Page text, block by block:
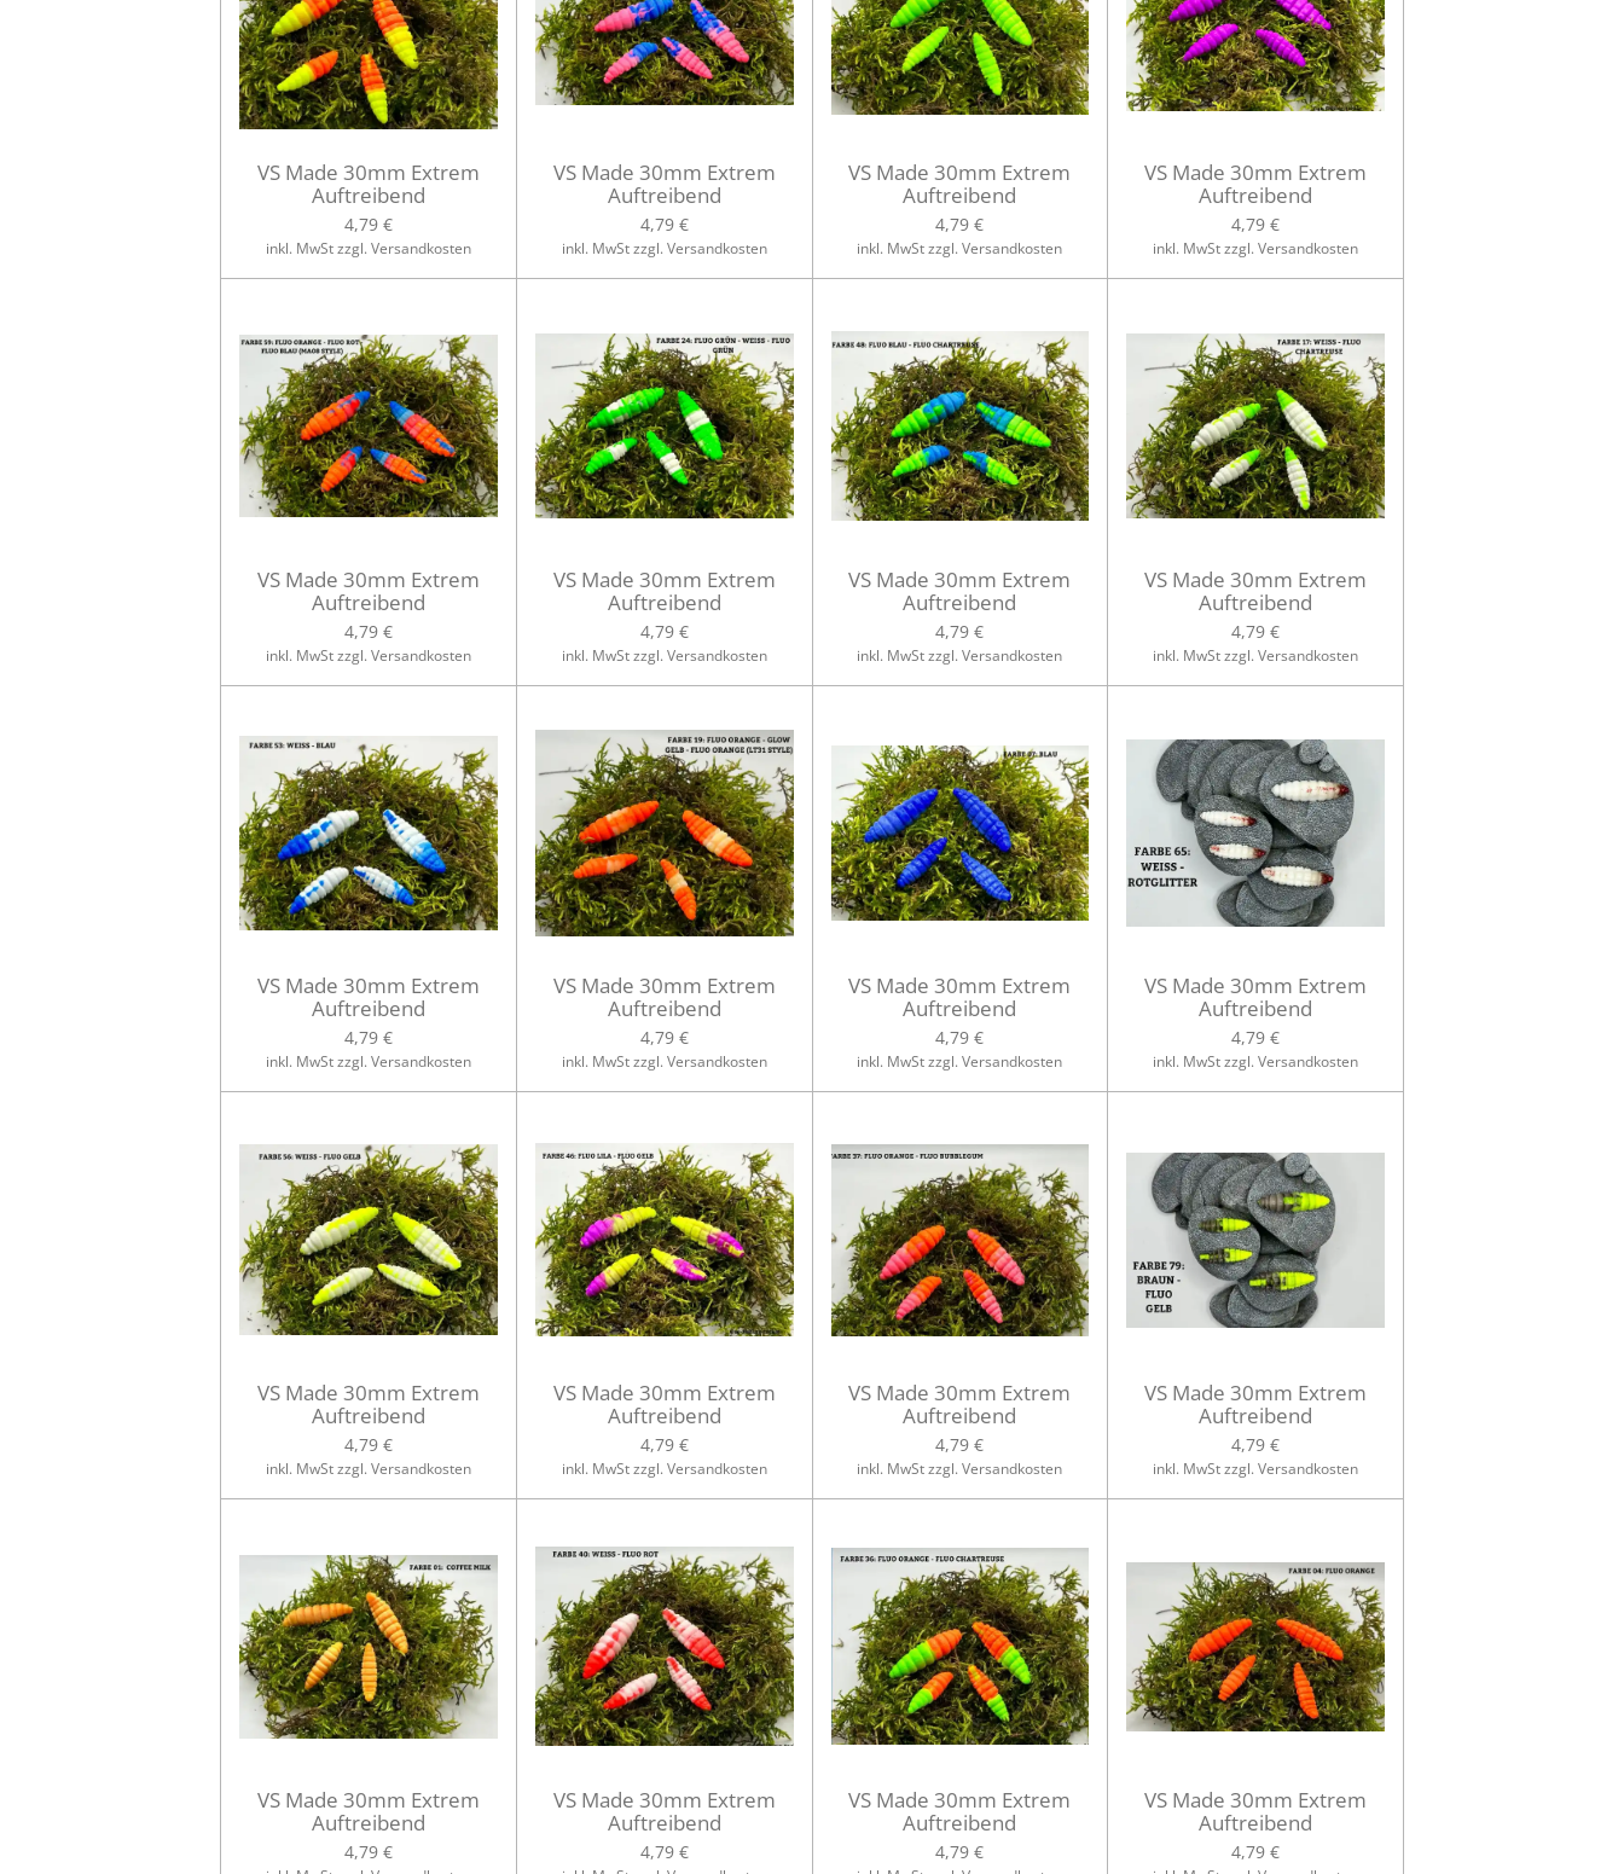
VS Made 30mm Extrem
Auftreibend
4,79 €
inkl. MwSt zzgl. Versandkosten
VS Made 30mm Extrem
Auftreibend
4,79 €
inkl. MwSt zzgl. Versandkosten
VS Made 30mm Extrem
Auftreibend
4,79 €
inkl. MwSt zzgl. Versandkosten
VS Made 30mm Extrem
Auftreibend
4,79 €
inkl. MwSt zzgl. Versandkosten
VS Made 30mm Extrem
Auftreibend
4,79 €
inkl. MwSt zzgl. Versandkosten
VS Made 30mm Extrem
Auftreibend
4,79 €
inkl. MwSt zzgl. Versandkosten
VS Made 30mm Extrem
Auftreibend
4,79 €
inkl. MwSt zzgl. Versandkosten
VS Made 30mm Extrem
Auftreibend
4,79 €
inkl. MwSt zzgl. Versandkosten
VS Made 30mm Extrem
Auftreibend
4,79 €
inkl. MwSt zzgl. Versandkosten
VS Made 30mm Extrem
Auftreibend
4,79 €
inkl. MwSt zzgl. Versandkosten
VS Made 30mm Extrem
Auftreibend
4,79 €
inkl. MwSt zzgl. Versandkosten
VS Made 30mm Extrem
Auftreibend
4,79 €
inkl. MwSt zzgl. Versandkosten
VS Made 30mm Extrem
Auftreibend
4,79 €
inkl. MwSt zzgl. Versandkosten
VS Made 30mm Extrem
Auftreibend
4,79 €
inkl. MwSt zzgl. Versandkosten
VS Made 30mm Extrem
Auftreibend
4,79 €
inkl. MwSt zzgl. Versandkosten
VS Made 30mm Extrem
Auftreibend
4,79 €
inkl. MwSt zzgl. Versandkosten
VS Made 30mm Extrem
Auftreibend
4,79 €
VS Made 30mm Extrem
Auftreibend
4,79 €
VS Made 30mm Extrem
Auftreibend
4,79 €
VS Made 30mm Extrem
Auftreibend
4,79 €